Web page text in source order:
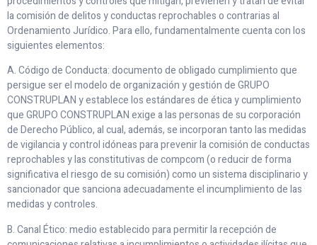
la comisión de delitos y conductas reprochables o contrarias al
Ordenamiento Jurídico. Para ello, fundamentalmente cuenta con los
siguientes elementos:
A. Código de Conducta: documento de obligado cumplimiento que
persigue ser el modelo de organización y gestión de GRUPO
CONSTRUPLAN y establece los estándares de ética y cumplimiento
que GRUPO CONSTRUPLAN exige a las personas de su corporación
de Derecho Público, al cual, además, se incorporan tanto las medidas
de vigilancia y control idóneas para prevenir la comisión de conductas
reprochables y las constitutivas de compcom (o reducir de forma
significativa el riesgo de su comisión) como un sistema disciplinario y
sancionador que sanciona adecuadamente el incumplimiento de las
medidas y controles.
B. Canal Ético: medio establecido para permitir la recepción de